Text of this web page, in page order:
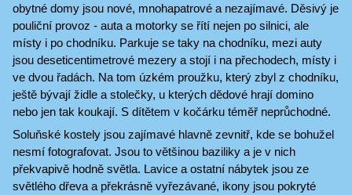
obytné domy jsou nové, mnohapatrové a nezajímavé. Děsivý je
pouliční provoz - auta a motorky se řítí nejen po silnici, ale
místy i po chodníku. Parkuje se taky na chodníku, mezi auty
jsou deseticentimetrové mezery a stojí i na přechodech, místy i
ve dvou řadách. Na tom úzkém proužku, který zbyl z chodníku,
ještě bývají židle a stolečky, u kterých dědové hrají domino
nebo jen tak koukají. S dítětem v kočárku téměř neprůchodné.
Soluňské kostely jsou zajímavé hlavně zevnitř, kde se bohužel
nesmí fotografovat. Jsou to většinou baziliky a je v nich
překvapivě hodně světla. Lavice a ostatní nábytek jsou ze
světlého dřeva a překrásně vyřezávané, ikony jsou pokryté